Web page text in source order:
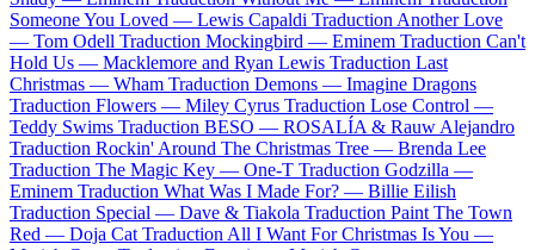
Someone You Loved — Lewis Capaldi Traduction Another Love
— Tom Odell Traduction Mockingbird — Eminem Traduction Can't
Hold Us — Macklemore and Ryan Lewis Traduction Last
Christmas — Wham Traduction Demons — Imagine Dragons
Traduction Flowers — Miley Cyrus Traduction Lose Control —
Teddy Swims Traduction BESO — ROSALÍA & Rauw Alejandro
Traduction Rockin' Around The Christmas Tree — Brenda Lee
Traduction The Magic Key — One-T Traduction Godzilla —
Eminem Traduction What Was I Made For? — Billie Eilish
Traduction Special — Dave & Tiakola Traduction Paint The Town
Red — Doja Cat Traduction All I Want For Christmas Is You —